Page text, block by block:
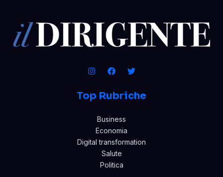
Top Rubriche
Business
Economia
Digital transformation
Salute
Politica